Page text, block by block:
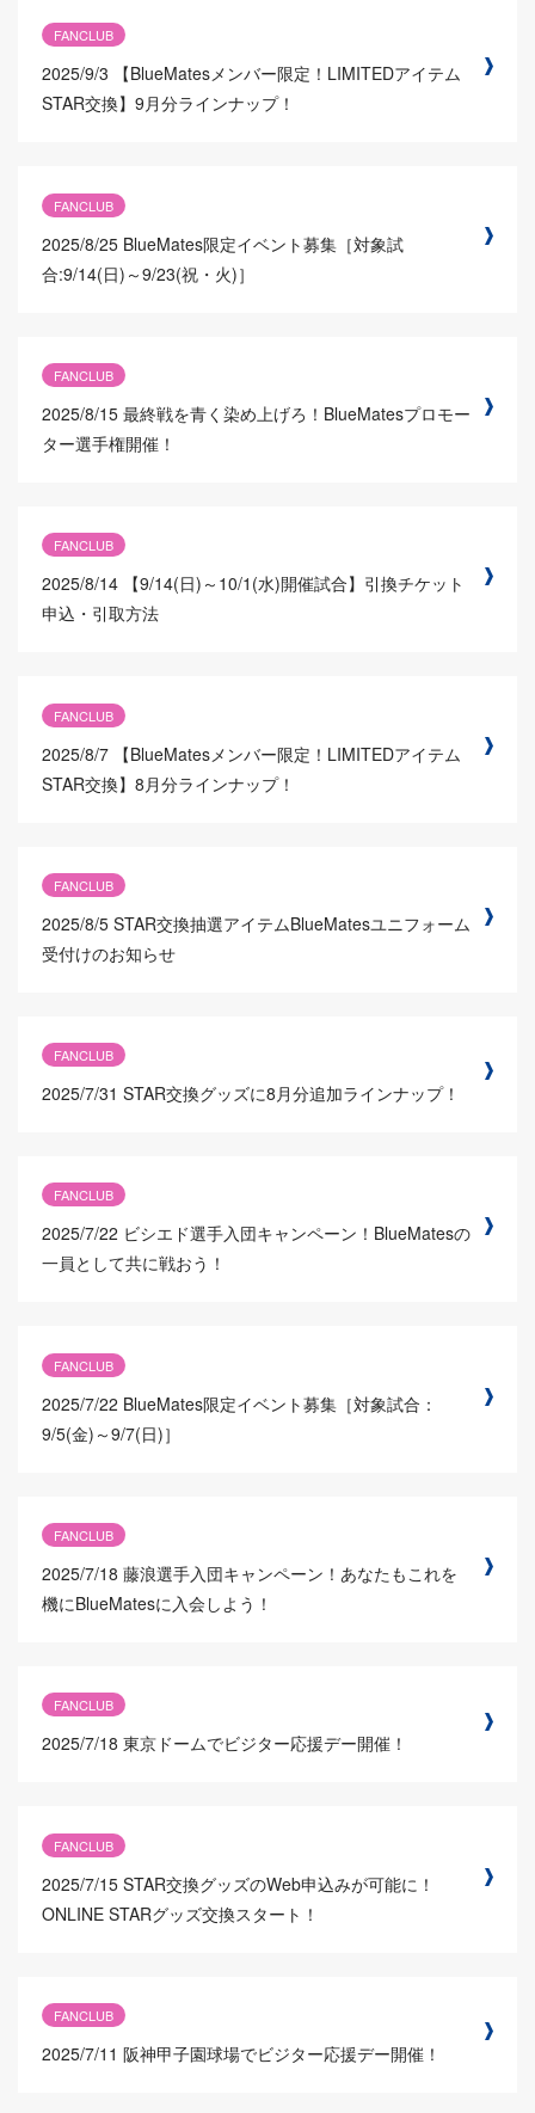
FANCLUB
2025/9/3
【BlueMatesメンバー限定！LIMITEDアイテム
STAR交換】9月分ラインナップ！
FANCLUB
2025/8/25 BlueMates限定イベント募集［対象試
合:9/14(日)～9/23(祝・火)］
FANCLUB
2025/8/15 最終戦を青く染め上げろ！BlueMatesプロモー
ター選手権開催！
FANCLUB
2025/8/14 【9/14(日)～10/1(水)開催試合】引換チケット
申込・引取方法
FANCLUB
2025/8/7 【BlueMatesメンバー限定！LIMITEDアイテム
STAR交換】8月分ラインナップ！
FANCLUB
2025/8/5 STAR交換抽選アイテムBlueMatesユニフォーム
受付けのお知らせ
FANCLUB
2025/7/31 STAR交換グッズに8月分追加ラインナップ！
FANCLUB
2025/7/22 ビシエド選手入団キャンペーン！BlueMatesの
一員として共に戦おう！
FANCLUB
2025/7/22 BlueMates限定イベント募集［対象試合：
9/5(金)～9/7(日)］
FANCLUB
2025/7/18 藤浪選手入団キャンペーン！あなたもこれを
機にBlueMatesに入会しよう！
FANCLUB
2025/7/18 東京ドームでビジター応援デー開催！
FANCLUB
2025/7/15 STAR交換グッズのWeb申込みが可能に！
ONLINE STARグッズ交換スタート！
FANCLUB
2025/7/11 阪神甲子園球場でビジター応援デー開催！